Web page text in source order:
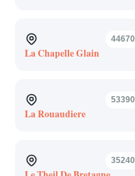
44670
La Chapelle Glain
53390
La Rouaudiere
35240